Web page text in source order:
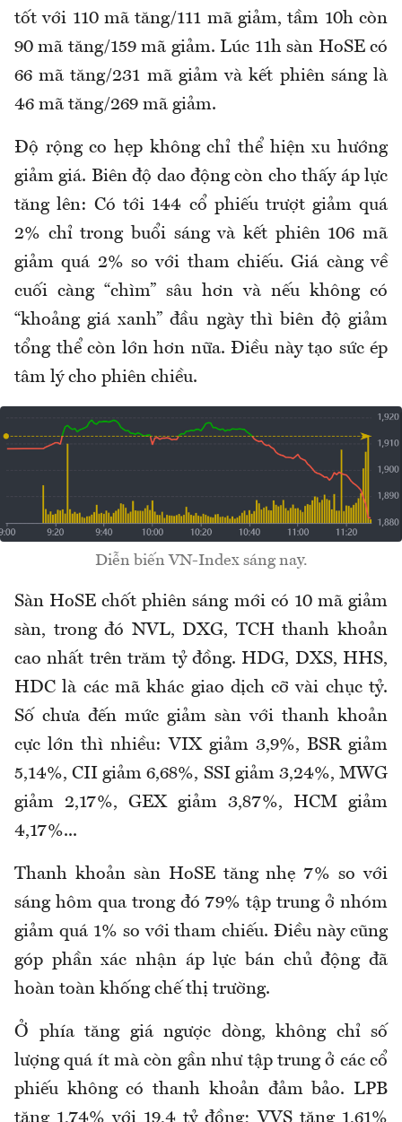
tốt với 110 mã tăng/111 mã giảm, tầm 10h còn
90 mã tăng/159 mã giảm. Lúc 11h sàn HoSE có
66 mã tăng/231 mã giảm và kết phiên sáng là
46 mã tăng/269 mã giảm.
Độ rộng co hẹp không chỉ thể hiện xu hướng
giảm giá. Biên độ dao động còn cho thấy áp lực
tăng lên: Có tới 144 cổ phiếu trượt giảm quá
2% chỉ trong buổi sáng và kết phiên 106 mã
giảm quá 2% so với tham chiếu. Giá càng về
cuối càng “chìm” sâu hơn và nếu không có
“khoảng giá xanh” đầu ngày thì biên độ giảm
tổng thể còn lớn hơn nữa. Điều này tạo sức ép
tâm lý cho phiên chiều.
Diễn biến VN-Index sáng nay.
Sàn HoSE chốt phiên sáng mới có 10 mã giảm
sàn, trong đó NVL, DXG, TCH thanh khoản
cao nhất trên trăm tỷ đồng. HDG, DXS, HHS,
HDC là các mã khác giao dịch cỡ vài chục tỷ.
Số chưa đến mức giảm sàn với thanh khoản
cực lớn thì nhiều: VIX giảm 3,9%, BSR giảm
5,14%, CII giảm 6,68%, SSI giảm 3,24%, MWG
giảm 2,17%, GEX giảm 3,87%, HCM giảm
4,17%...
Thanh khoản sàn HoSE tăng nhẹ 7% so với
sáng hôm qua trong đó 79% tập trung ở nhóm
giảm quá 1% so với tham chiếu. Điều này cũng
góp phần xác nhận áp lực bán chủ động đã
hoàn toàn khống chế thị trường.
Ở phía tăng giá ngược dòng, không chỉ số
lượng quá ít mà còn gần như tập trung ở các cổ
phiếu không có thanh khoản đảm bảo. LPB
tăng 1,74% với 19,4 tỷ đồng; VVS tăng 1,61%